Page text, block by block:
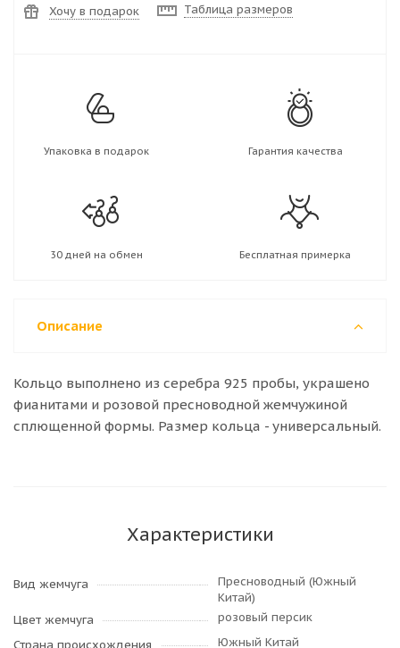
Хочу в подарок Таблица размеров
Упаковка в подарок Гарантия качества
30 дней на обмен Бесплатная примерка
Описание
Кольцо выполнено из серебра 925 пробы, украшено
фианитами и розовой пресноводной жемчужиной
сплющенной формы. Размер кольца - универсальный.
Характеристики
Вид жемчуга
Пресноводный (Южный
Китай)
Цвет жемчуга
розовый персик
Страна происхождения
Южный Китай